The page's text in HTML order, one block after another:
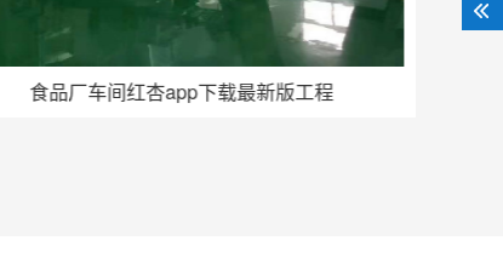
手术室无尘无菌红杏app下载最新版工程